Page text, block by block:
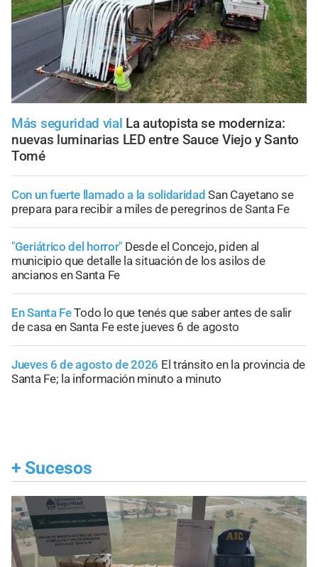
Más seguridad vial La autopista se moderniza:
nuevas luminarias LED entre Sauce Viejo y Santo
Tomé
Con un fuerte llamado a la solidaridad San Cayetano se
prepara para recibir a miles de peregrinos de Santa Fe
"Geriátrico del horror" Desde el Concejo, piden al
municipio que detalle la situación de los asilos de
ancianos en Santa Fe
En Santa FeTodo lo que tenés que saber antes de salir
de casa en Santa Fe este jueves 6 de agosto
Jueves 6 de agosto de 2026 El tránsito en la provincia de
Santa Fe; la información minuto a minuto
+ Sucesos